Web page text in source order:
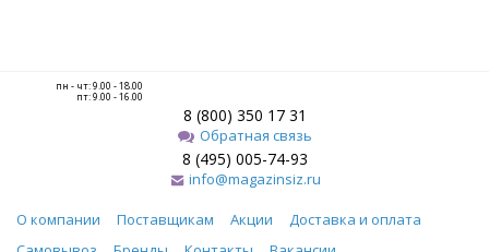
пн - чт: 9.00 - 18.00
пт: 9.00 - 16.00
8 (800) 350 17 31
Обратная связь
8 (495) 005-74-93
info@magazinsiz.ru
О компании Поставщикам Акции
Доставка и оплата